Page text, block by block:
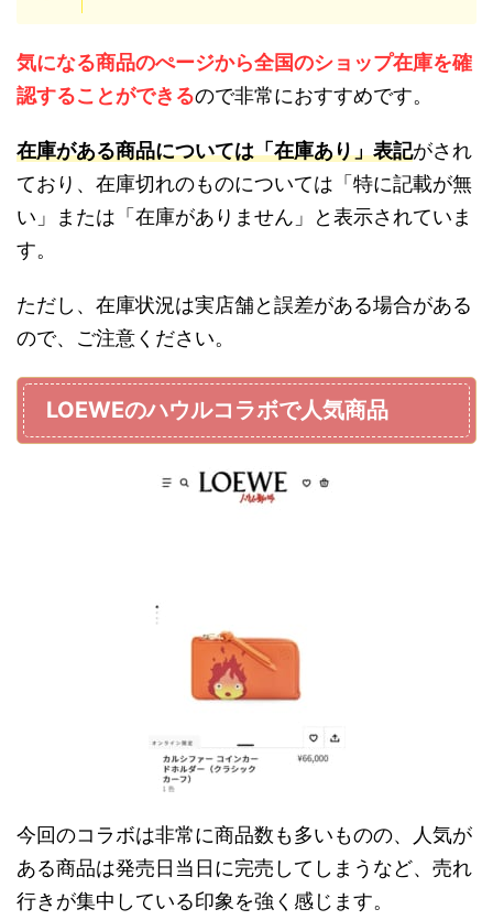
気になる商品のぺージから全国のショップ在庫を確
認することができるので非常におすすめです。
在庫がある商品については「在庫あり」表記がされ
ており、在庫切れのものについては「特に記載が無
い」または「在庫がありません」と表示されていま
す。
ただし、在庫状況は実店舗と誤差がある場合がある
ので、ご注意ください。
LOEWEのハウルコラボで人気商品
今回のコラボは非常に商品数も多いものの、人気が
ある商品は発売日当日に完売してしまうなど、売れ
行きが集中している印象を強く感じます。